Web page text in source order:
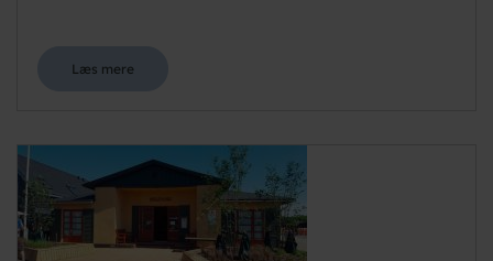
Læs mere